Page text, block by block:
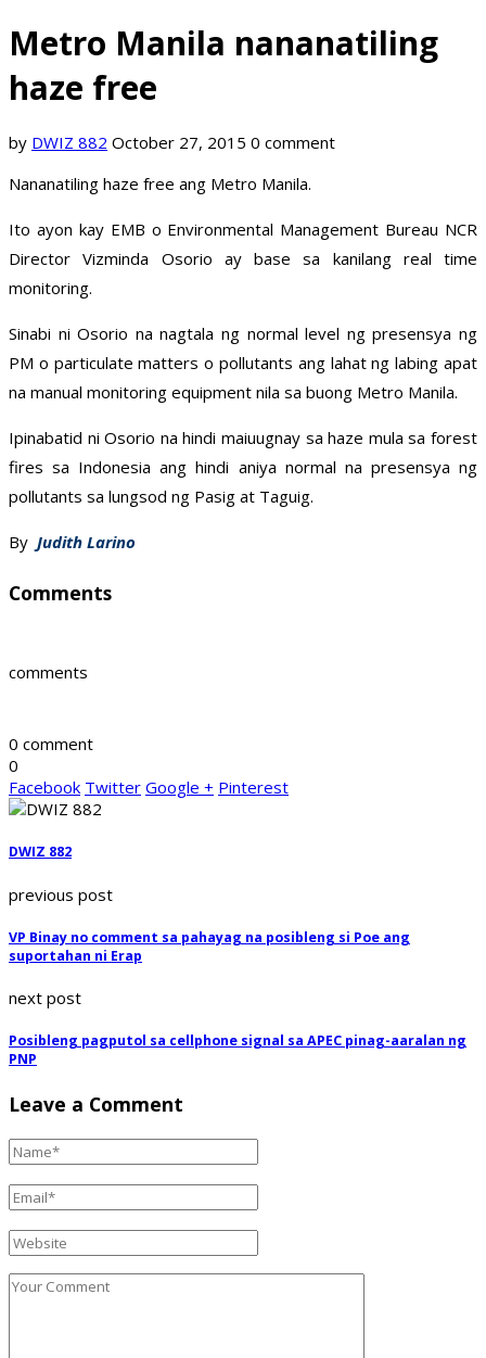
Metro Manila nananatiling
haze free
by DWIZ 882 October 27, 2015 0 comment
Nananatiling haze free ang Metro Manila.
Ito ayon kay EMB o Environmental Management Bureau NCR
Director Vizminda Osorio ay base sa kanilang real time
monitoring.
Sinabi ni Osorio na nagtala ng normal level ng presensya ng
PM o particulate matters o pollutants ang lahat ng labing apat
na manual monitoring equipment nila sa buong Metro Manila.
Ipinabatid ni Osorio na hindi maiuugnay sa haze mula sa forest
fires sa Indonesia ang hindi aniya normal na presensya ng
pollutants sa lungsod ng Pasig at Taguig.
By Judith Larino
Comments
comments
0 comment
0
Facebook Twitter Google + Pinterest
DWIZ 882
previous post
VP Binay no comment sa pahayag na posibleng si Poe ang
suportahan ni Erap
next post
Posibleng pagputol sa cellphone signal sa APEC pinag-aaralan ng
PNP
Leave a Comment